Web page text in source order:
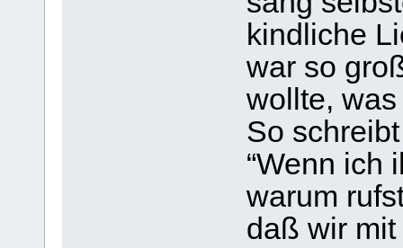
kindliche
war so
wollte,
So
“Wenn ich
warum
daß wir